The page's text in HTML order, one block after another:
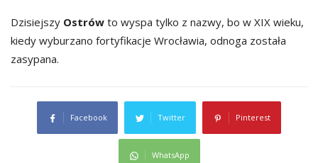
Dzisiejszy Ostrów to wyspa tylko z nazwy, bo w XIX wieku,
kiedy wyburzano fortyfikacje Wrocławia, odnoga została
zasypana.
Facebook Twitter Pinterest
WhatsApp